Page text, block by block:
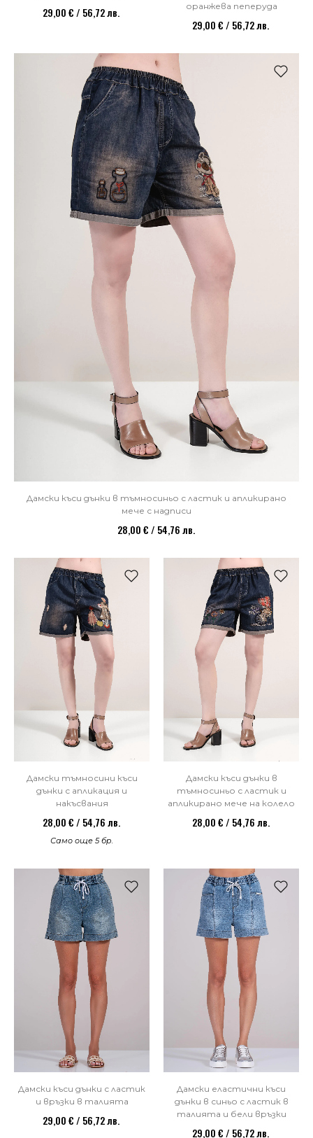
29,00 € / 56,72 лв.
оранжева пеперуда
29,00 € / 56,72 лв.
Дамски къси дънки в тъмносиньо с ластик и апликирано
мече с надписи
28,00 € / 54,76 лв.
Дамски тъмносини къси
дънки с апликация и
накъсвания
28,00 € / 54,76 лв.
Само още 5 бр.
Дамски къси дънки в
тъмносиньо с ластик и
апликирано мече на колело
28,00 € / 54,76 лв.
Дамски къси дънки с ластик
и връзки в талията
29,00 € / 56,72 лв.
Дамски еластични къси
дънки в синьо с ластик в
талията и бели връзки
29,00 € / 56,72 лв.